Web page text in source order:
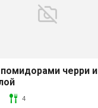
черри и
4